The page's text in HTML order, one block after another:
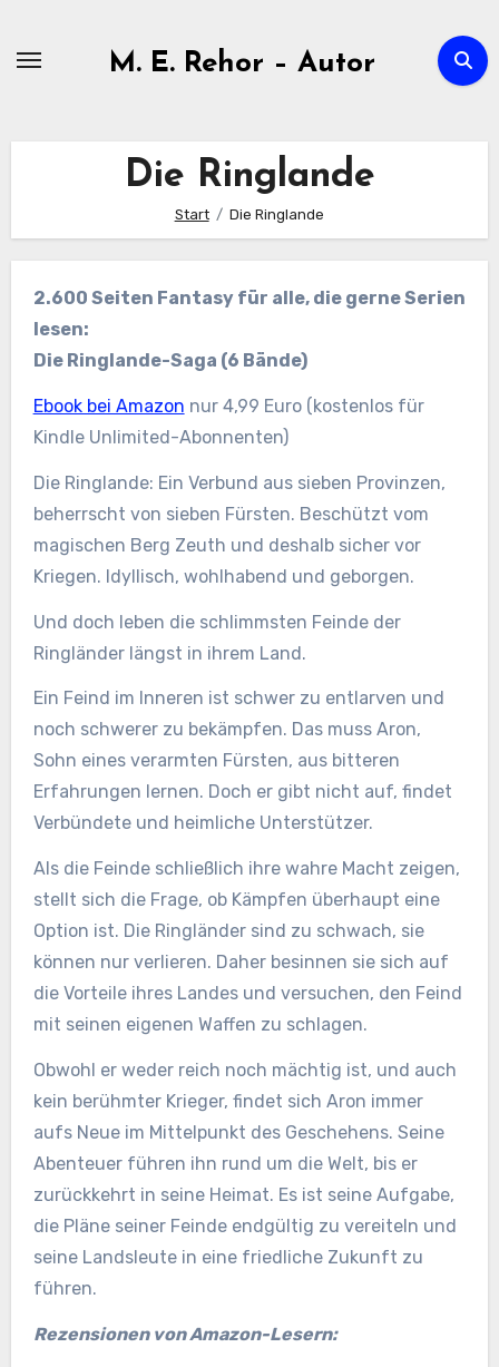
M. E. Rehor – Autor
Die Ringlande
Start Die Ringlande
2.600 Seiten Fantasy für alle, die gerne Serien
lesen:
Die Ringlande-Saga (6 Bände)
Ebook bei Amazon nur 4,99 Euro (kostenlos für
Kindle Unlimited-Abonnenten)
Die Ringlande: Ein Verbund aus sieben Provinzen,
beherrscht von sieben Fürsten. Beschützt vom
magischen Berg Zeuth und deshalb sicher vor
Kriegen. Idyllisch, wohlhabend und geborgen.
Und doch leben die schlimmsten Feinde der
Ringländer längst in ihrem Land.
Ein Feind im Inneren ist schwer zu entlarven und
noch schwerer zu bekämpfen. Das muss Aron,
Sohn eines verarmten Fürsten, aus bitteren
Erfahrungen lernen. Doch er gibt nicht auf, findet
Verbündete und heimliche Unterstützer.
Als die Feinde schließlich ihre wahre Macht zeigen,
stellt sich die Frage, ob Kämpfen überhaupt eine
Option ist. Die Ringländer sind zu schwach, sie
können nur verlieren. Daher besinnen sie sich auf
die Vorteile ihres Landes und versuchen, den Feind
mit seinen eigenen Waffen zu schlagen.
Obwohl er weder reich noch mächtig ist, und auch
kein berühmter Krieger, findet sich Aron immer
aufs Neue im Mittelpunkt des Geschehens. Seine
Abenteuer führen ihn rund um die Welt, bis er
zurückkehrt in seine Heimat. Es ist seine Aufgabe,
die Pläne seiner Feinde endgültig zu vereiteln und
seine Landsleute in eine friedliche Zukunft zu
führen.
Rezensionen von Amazon-Lesern: